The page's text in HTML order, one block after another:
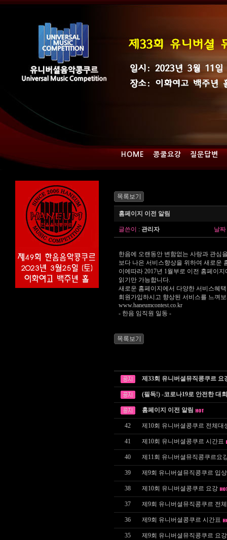
HOME 콩쿨요강 질문답변
홈페이지 이전 알림
글쓴이 : 관리자 날짜
한음에 오랜동안 변함없는 사랑과 관심
보다 나은 서비스향상을 위하여 새로운
이에따라 2017년 1월부로 이전 홈페이
읽기만 가능합니다.
새로운 홈페이지에서 다양한 서비스혜
회원가입하시고 향상된 서비스를 느껴
www.haneumcontest.co.kr
- 한음 임직원 일동 -
제33회 유니버셜뮤직콩쿠르 요
(필독!) -코로나19로 안전한 대
홈페이지 이전 알림
42 제10회 유니버셜콩쿠르 전체대
41 제10회 유니버셜콩쿠르 시간표
40 제11회 유니버셜뮤직콩쿠르요
39 제9회 유니버셜뮤직콩쿠르 입
38 제10회 유니버셜콩쿠르 요강
37 제9회 유니버셜뮤직콩쿠르 전
36 제9회 유니버셜콩쿠르 시간표
35 제9회 유니버셜뮤직콩쿠르 요강